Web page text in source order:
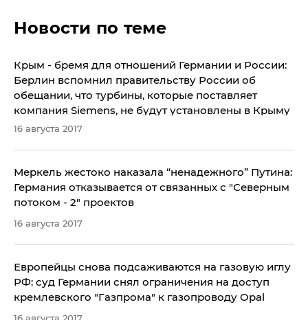
Новости по теме
Крым - бремя для отношений Германии и России:
Берлин вспомнил правительству России об
обещании, что турбины, которые поставляет
компания Siemens, не будут установлены в Крыму
16 августа 2017
Меркель жестоко наказала “ненадежного” Путина:
Германия отказывается от связанных с "Северным
потоком - 2" проектов
16 августа 2017
​Европейцы снова подсаживаются на газовую иглу
РФ: суд Германии снял ограничения на доступ
кремлевского "Газпрома" к газопроводу Opal
16 августа 2017